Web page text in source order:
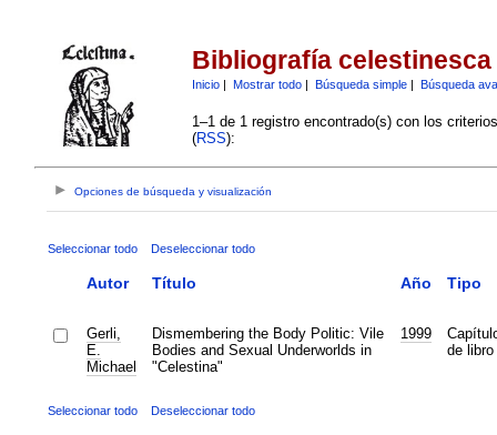
Bibliografía celestinesca
Inicio| Mostrar todo| Búsqueda simple| Búsqueda
1–1 de 1 registro encontrado(s) con los
(RSS):
Opciones de búsqueda y visualización
Seleccionar todo Deseleccionar todo
Autor Título Año Tipo
Gerli,
E.
Michael
Dismembering the Body Politic: Vile
Bodies and Sexual Underworlds in
"Celestina"
1999
de libro
Seleccionar todo Deseleccionar todo